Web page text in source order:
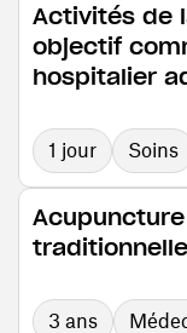
Activités de
objectif
hospitalier
1 jour Soins
3 ans